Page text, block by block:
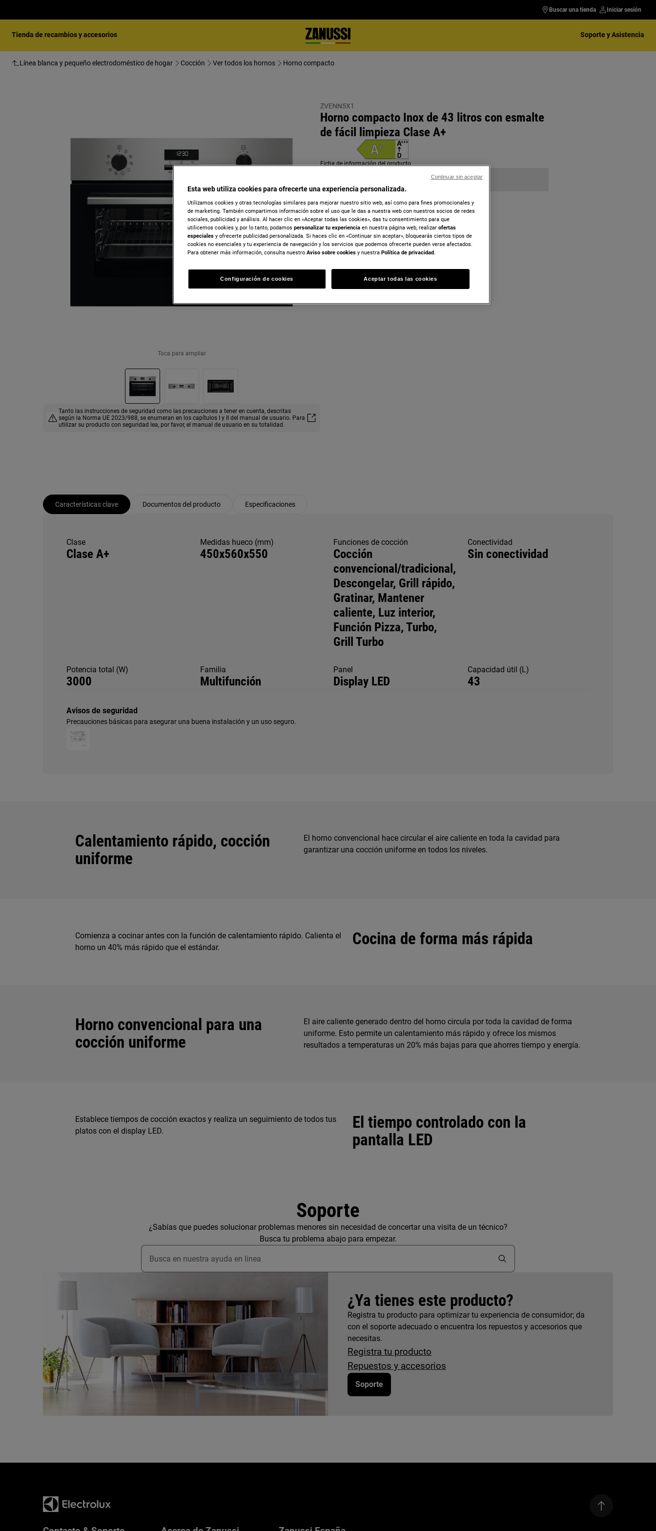
Buscar una tienda Iniciar sesión
Tienda de recambios y accesorios Soporte y Asistencia
Línea blanca y pequeño electrodoméstico de hogar Cocción Ver todos los hornos Horno compacto
Toca para ampliar
Tanto las instrucciones de seguridad como las precauciones a tener en cuenta, descritas
según la Norma UE 2023/988, se enumeran en los capítulos I y II del manual de usuario. Para
utilizar su producto con seguridad lea, por favor, el manual de usuario en su totalidad.
ZVENN5X1
Horno compacto Inox de 43 litros con esmalte
de fácil limpieza Clase A+
Ficha de información del producto
Características clave Documentos del producto Especificaciones
Clase
Clase A+
Medidas hueco (mm)
450x560x550
Funciones de cocción
Cocción
convencional/tradicional,
Descongelar, Grill rápido,
Gratinar, Mantener
caliente, Luz interior,
Función Pizza, Turbo,
Grill Turbo
Conectividad
Sin conectividad
Potencia total (W)
3000
Familia
Multifunción
Panel
Display LED
Capacidad útil (L)
43
Avisos de seguridad
Precauciones básicas para asegurar una buena instalación y un uso seguro.
Calentamiento rápido, cocción
uniforme
El horno convencional hace circular el aire caliente en toda la cavidad para
garantizar una cocción uniforme en todos los niveles.
Cocina de forma más rápida
Comienza a cocinar antes con la función de calentamiento rápido. Calienta el
horno un 40% más rápido que el estándar.
Horno convencional para una
cocción uniforme
El aire caliente generado dentro del horno circula por toda la cavidad de forma
uniforme. Esto permite un calentamiento más rápido y ofrece los mismos
resultados a temperaturas un 20% más bajas para que ahorres tiempo y energía.
El tiempo controlado con la
pantalla LED
Establece tiempos de cocción exactos y realiza un seguimiento de todos tus
platos con el display LED.
Soporte
¿Sabías que puedes solucionar problemas menores sin necesidad de concertar una visita de un técnico?
Busca tu problema abajo para empezar.
Escribe para buscar un artículo de soporte
¿Ya tienes este producto?
Registra tu producto para optimizar tu experiencia de consumidor; da
con el soporte adecuado o encuentra los repuestos y accesorios que
necesitas.
Registra tu producto
Repuestos y accesorios
Soporte
Esta web utiliza cookies para ofrecerte una experiencia personalizada.
Utilizamos cookies y otras tecnologías similares para mejorar nuestro sitio web, así como para fines promocionales y
de marketing. También compartimos información sobre el uso que le das a nuestra web con nuestros socios de redes
sociales, publicidad y análisis. Al hacer clic en «Aceptar todas las cookies», das tu consentimiento para que
utilicemos cookies y, por lo tanto, podamos personalizar tu experiencia en nuestra página web, realizar ofertas
especiales y ofrecerte publicidad personalizada. Si haces clic en «Continuar sin aceptar», bloquearás ciertos tipos de
cookies no esenciales y tu experiencia de navegación y los servicios que podemos ofrecerte pueden verse afectados.
Para obtener más información, consulta nuestro Aviso sobre cookies y nuestra Política de privacidad
Configuración de cookies Aceptar todas las cookies
Continuar sin aceptar